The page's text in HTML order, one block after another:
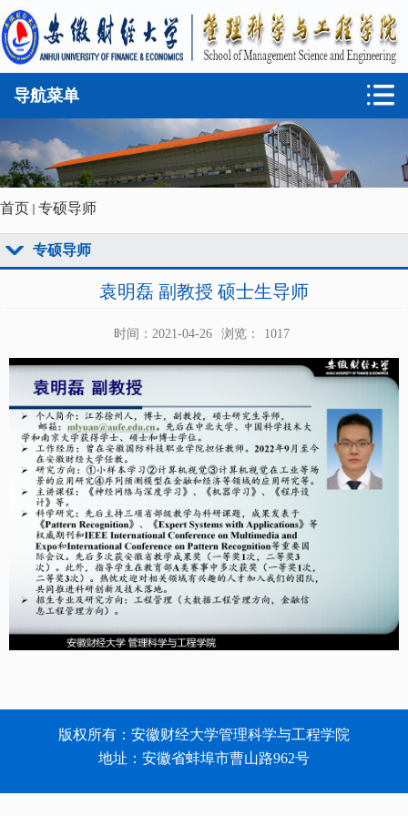
导航菜单
首页 专硕导师
专硕导师
袁明磊 副教授 硕士生导师
时间：2021-04-26 浏览： 1017
版权所有：安徽财经大学管理科学与工程学院
地址：安徽省蚌埠市曹山路962号